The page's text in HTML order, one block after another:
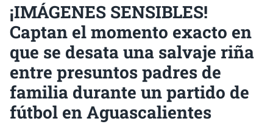
¡IMÁGENES SENSIBLES!
Captan el momento exacto en
que se desata una salvaje riña
entre presuntos padres de
familia durante un partido de
fútbol en Aguascalientes